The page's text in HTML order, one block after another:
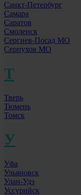
Санкт-Петербург
Самара
Саратов
Смоленск
Сергиев-Посад МО
Серпухов МО
Т
Тверь
Тюмень
Томск
У
Уфа
Ульяновск
Улан-Удэ
Уссурийск